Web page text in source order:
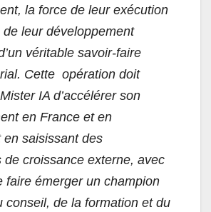
la force de leur exécution
leur développement
véritable savoir-faire
Cette opération doit
IA d’accélérer son
en France et en
en saisissant des
de croissance externe, avec
faire émerger un champion
conseil, de la formation et du